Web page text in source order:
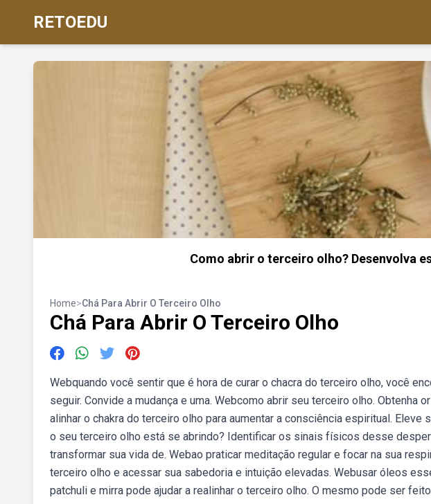
RETOEDU
Como abrir o terceiro olho? Desenvolva
Home>Chá Para Abrir O Terceiro Olho
Chá Para Abrir O Terceiro Olho
Webquando você sentir que é hora de curar o chacra do terceiro olho, você
seguir. Convide a mudança e uma. Webcomo abrir seu terceiro olho. Obtenha
alinhar o chakra do terceiro olho para aumentar a consciência espiritual. Eleve
o seu terceiro olho está se abrindo? Identificar os sinais físicos desse
transformar sua vida de. Webao praticar meditação regular e focar na sua
terceiro olho e acessar sua sabedoria e intuição elevadas. Webusar óleos
patchuli e mirra pode ajudar a realinhar o terceiro olho. O mesmo pode ser